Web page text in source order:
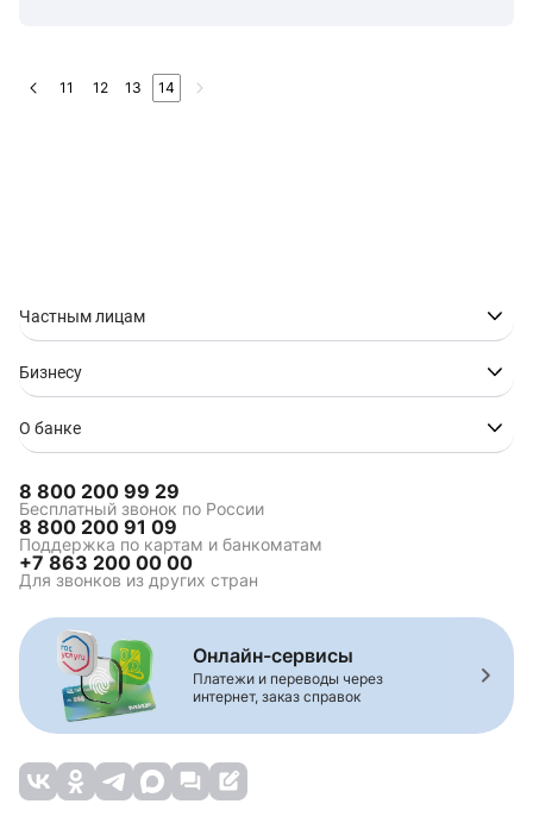
11 12 13 14
Частным лицам
Бизнесу
О банке
8 800 200 99 29
Бесплатный звонок по России
8 800 200 91 09
Поддержка по картам и банкоматам
+7 863 200 00 00
Для звонков из других стран
Онлайн-сервисы
Платежи и переводы через
интернет, заказ справок